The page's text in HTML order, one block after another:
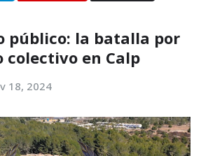
público: la batalla por
en Calp
18, 2024